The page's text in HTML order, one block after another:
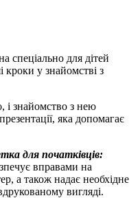
спеціально для дітей
кроки у знайомстві з
і знайомство з нею
яка допомагає
для початківців:
вправами на
а також надає необхідне
вигляді.